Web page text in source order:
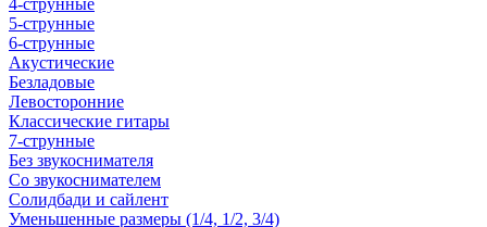
4-струнные
5-струнные
6-струнные
Акустические
Безладовые
Левосторонние
Классические гитары
7-струнные
Без звукоснимателя
Со звукоснимателем
Солидбади и сайлент
Уменьшенные размеры (1/4, 1/2, 3/4)